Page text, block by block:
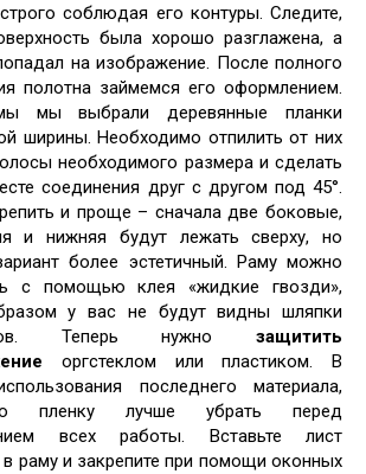
соблюдая его контуры. Следите,
была хорошо разглажена, а
на изображение. После полного
полотна займемся его оформлением.
мы выбрали деревянные планки
ширины. Необходимо отпилить от них
необходимого размера и сделать
соединения друг с другом под 45°.
и проще – сначала две боковые,
и нижняя будут лежать сверху, но
более эстетичный. Раму можно
с помощью клея «жидкие гвозди»,
у вас не будут видны шляпки
Теперь нужно защитить
оргстеклом или пластиком. В
последнего материала,
пленку лучше убрать перед
всех работы. Вставьте лист
в раму и закрепите при помощи оконных